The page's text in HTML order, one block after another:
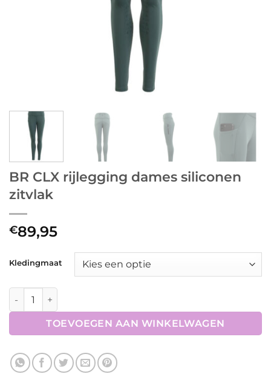
BR CLX rijlegging dames siliconen
zitvlak
€89,95
Kledingmaat
BR CLX rijlegging dames siliconen zitvlak aantal
TOEVOEGEN AAN WINKELWAGEN